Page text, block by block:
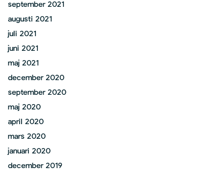
september 2021
augusti 2021
juli 2021
juni 2021
maj 2021
december 2020
september 2020
maj 2020
april 2020
mars 2020
januari 2020
december 2019